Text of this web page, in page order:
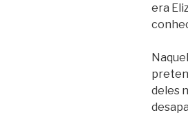
era
deles